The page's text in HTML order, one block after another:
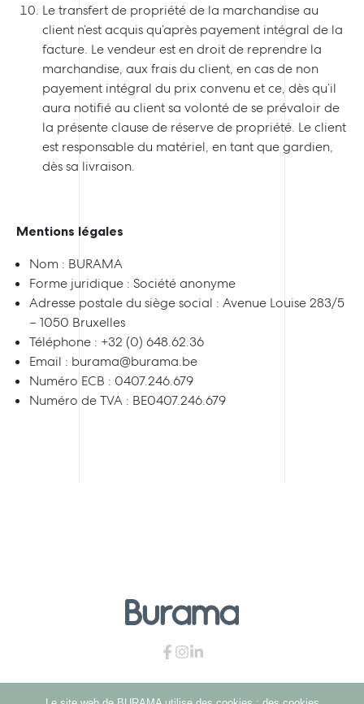
Le transfert de propriété de la marchandise au
client n’est acquis qu’après payement intégral de la
facture. Le vendeur est en droit de reprendre la
marchandise, aux frais du client, en cas de non
payement intégral du prix convenu et ce, dès qu’il
aura notifié au client sa volonté de se prévaloir de
la présente clause de réserve de propriété. Le client
est responsable du matériel, en tant que gardien,
dès sa livraison.
Mentions légales
Nom : BURAMA
Forme juridique : Société anonyme
Adresse postale du siège social : Avenue Louise 283/5
– 1050 Bruxelles
Téléphone : +32 (0) 648.62.36
Email : burama@burama.be
Numéro ECB : 0407.246.679
Numéro de TVA : BE0407.246.679